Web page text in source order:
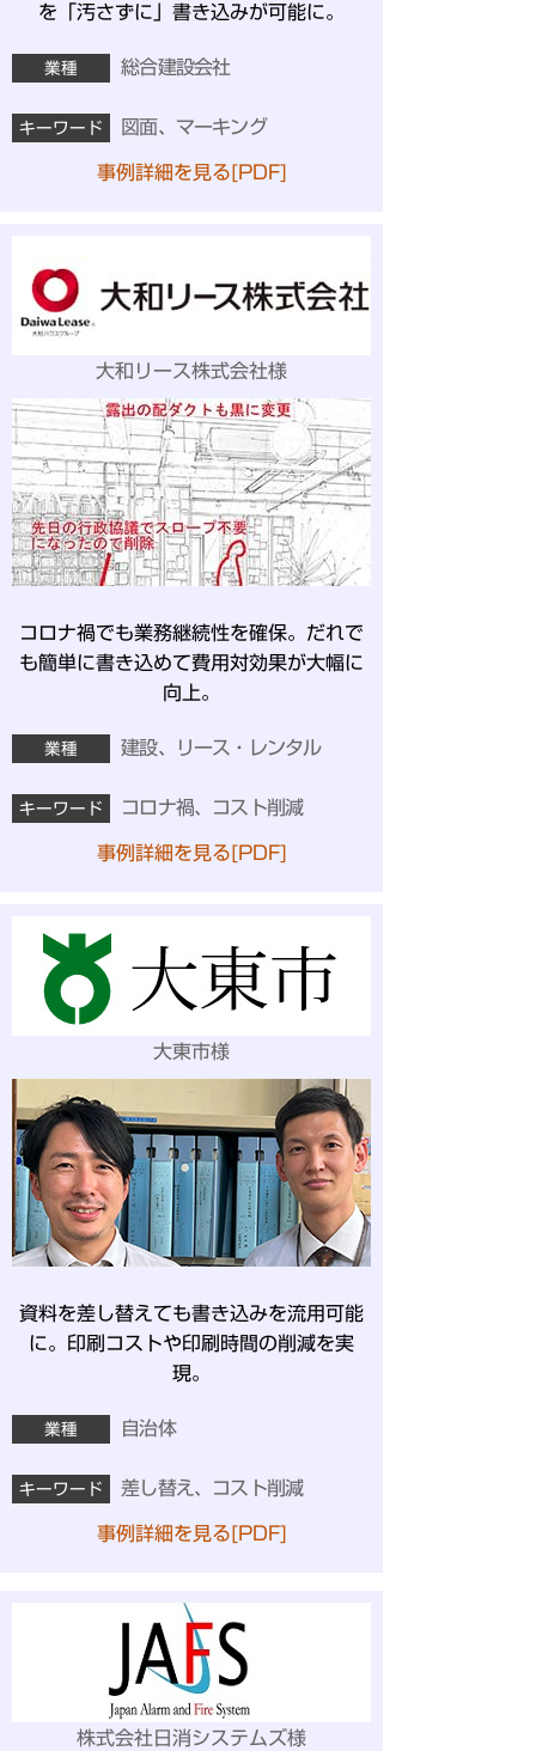
を「汚さずに」書き込みが可能に。
業種 総合建設会社
キーワード 図面、マーキング
事例詳細を見る[PDF]
大和リース株式会社様
コロナ禍でも業務継続性を確保。だれで
も簡単に書き込めて費用対効果が大幅に
向上。
業種 建設、リース・レンタル
キーワード コロナ禍、コスト削減
事例詳細を見る[PDF]
大東市様
資料を差し替えても書き込みを流用可能
に。印刷コストや印刷時間の削減を実
現。
業種 自治体
キーワード 差し替え、コスト削減
事例詳細を見る[PDF]
株式会社日消システムズ様